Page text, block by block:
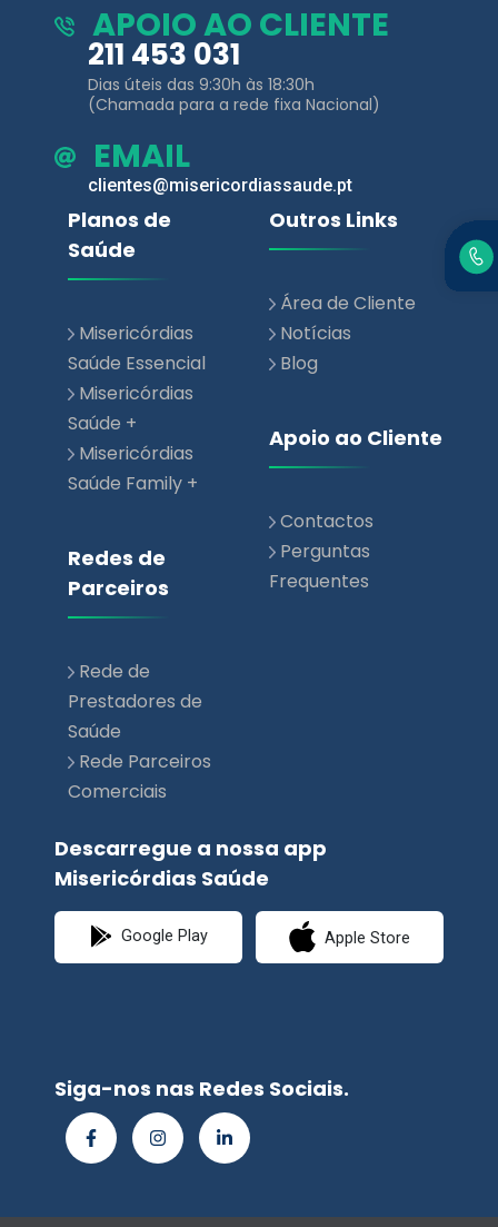
APOIO AO CLIENTE
211 453 031
Dias úteis das 9:30h às 18:30h
(Chamada para a rede fixa Nacional)
EMAIL
clientes@misericordiassaude.pt
Planos de
Saúde
Misericórdias
Saúde Essencial
Misericórdias
Saúde +
Misericórdias
Saúde Family +
Redes de
Parceiros
Rede de
Prestadores de
Saúde
Rede Parceiros
Comerciais
Outros Links
Área de Cliente
Notícias
Blog
Apoio ao Cliente
Contactos
Perguntas
Frequentes
Descarregue a nossa app
Misericórdias Saúde
Google Play Apple Store
Siga-nos nas Redes Sociais.